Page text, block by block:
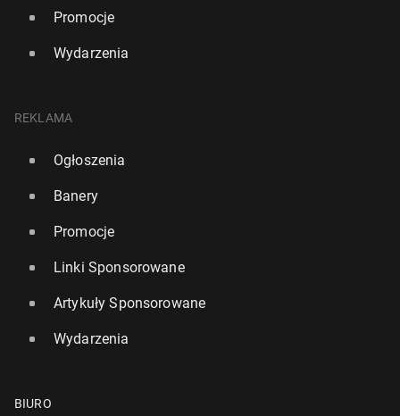
Promocje
Wydarzenia
REKLAMA
Ogłoszenia
Banery
Promocje
Linki Sponsorowane
Artykuły Sponsorowane
Wydarzenia
BIURO